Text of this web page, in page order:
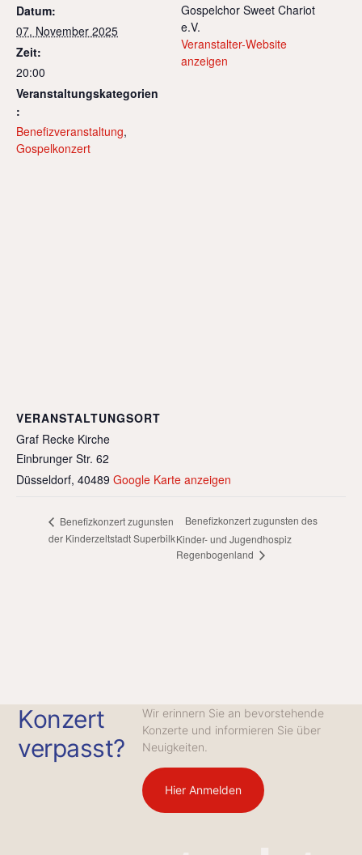
Datum:
07. November 2025
Zeit:
20:00
Veranstaltungskategorien
:
Benefizveranstaltung,
Gospelkonzert
Gospelchor Sweet Chariot
e.V.
Veranstalter-Website
anzeigen
VERANSTALTUNGSORT
Graf Recke Kirche
Einbrunger Str. 62
Düsseldorf, 40489 Google Karte anzeigen
Benefizkonzert zugunsten
der Kinderzeltstadt Superbilk
Benefizkonzert zugunsten des
Kinder- und Jugendhospiz
Regenbogenland
Konzert
verpasst?
Wir erinnern Sie an bevorstehende
Konzerte und informieren Sie über
Neuigkeiten.
Hier Anmelden